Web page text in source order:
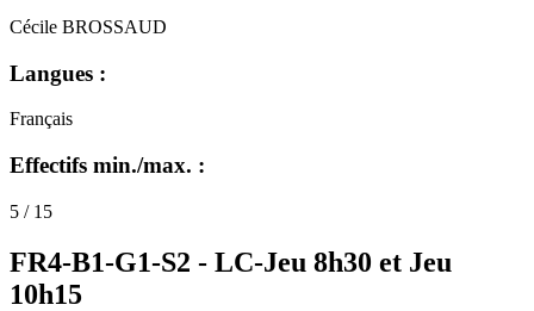
Cécile BROSSAUD
Langues :
Français
Effectifs min./max. :
5 / 15
FR4-B1-G1-S2 - LC-Jeu 8h30 et Jeu
10h15